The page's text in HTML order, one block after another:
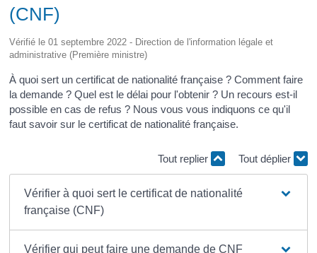
(CNF)
Vérifié le 01 septembre 2022 - Direction de l'information légale et
administrative (Première ministre)
À quoi sert un certificat de nationalité française ? Comment faire
la demande ? Quel est le délai pour l'obtenir ? Un recours est-il
possible en cas de refus ? Nous vous vous indiquons ce qu'il
faut savoir sur le certificat de nationalité française.
Tout replier Tout déplier
Vérifier à quoi sert le certificat de nationalité
française (CNF)
Vérifier qui peut faire une demande de CNF